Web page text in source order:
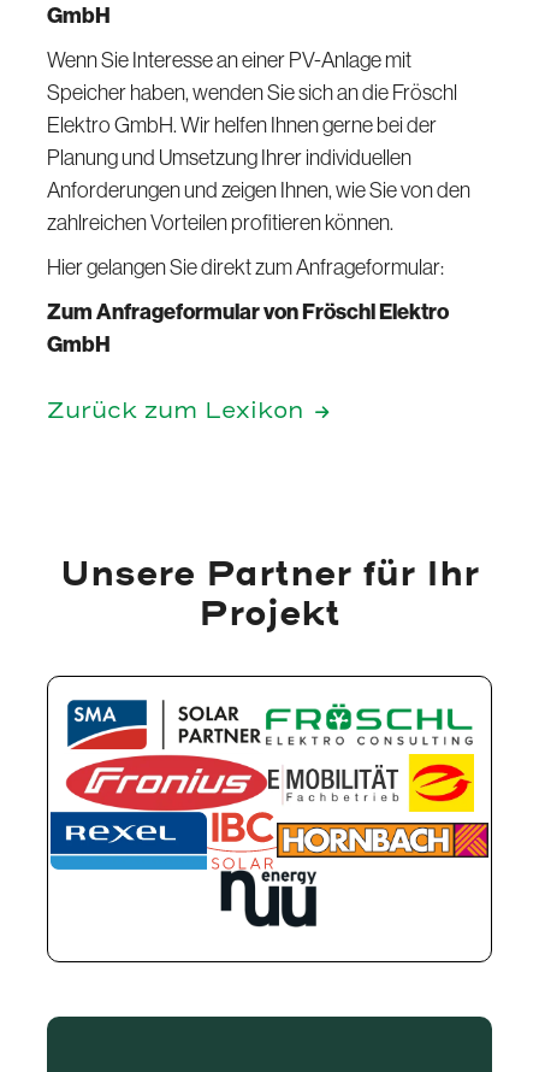
GmbH
Wenn Sie Interesse an einer PV-Anlage mit
Speicher haben, wenden Sie sich an die Fröschl
Elektro GmbH. Wir helfen Ihnen gerne bei der
Planung und Umsetzung Ihrer individuellen
Anforderungen und zeigen Ihnen, wie Sie von den
zahlreichen Vorteilen profitieren können.
Hier gelangen Sie direkt zum Anfrageformular:
Zum Anfrageformular von Fröschl Elektro
GmbH
Zurück zum Lexikon 
Unsere Partner für Ihr
Projekt